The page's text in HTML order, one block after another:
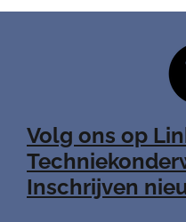
Volg ons op
Inschrijven